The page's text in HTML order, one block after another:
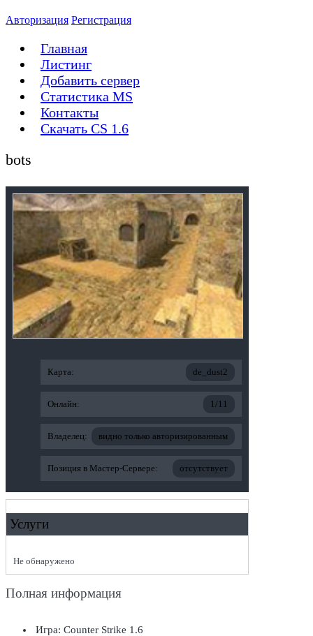
Авторизация Регистрация
Главная
Листинг
Добавить сервер
Статистика MS
Контакты
Скачать CS 1.6
bots
Карта: de_dust2
Онлайн: 1/11
Владелец: видно только авторизированным
Позиция в Мастер-Сервере: отсутствует
Услуги
Не обнаружено
Полная информация
Игра: Counter Strike 1.6